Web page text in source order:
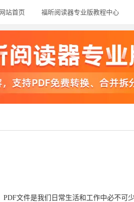
网站首页 福昕阅读器专业版教程中心
文件是我们日常生活和工作中必不可